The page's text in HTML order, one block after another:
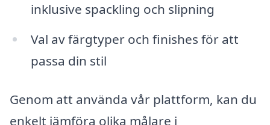
inklusive spackling och slipning
Val av färgtyper och finishes för att
passa din stil
Genom att använda vår plattform, kan du
enkelt jämföra olika målare i